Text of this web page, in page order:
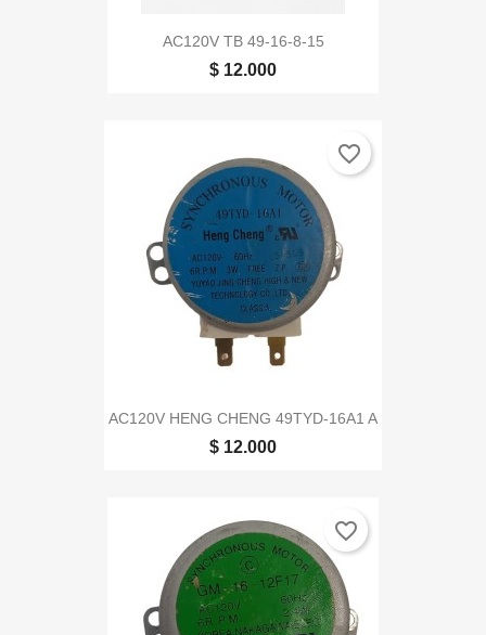
AC120V TB 49-16-8-15
$ 12.000
AC120V HENG CHENG 49TYD-16A1 A
$ 12.000
favorite_border
favorite_border